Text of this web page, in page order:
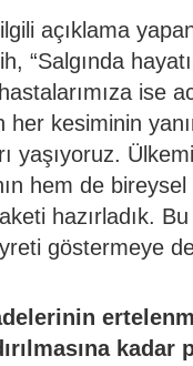
açıklama
“Salgında
ise
her kesiminin
yaşıyoruz.
hem de
hazırladık.
göstermeye